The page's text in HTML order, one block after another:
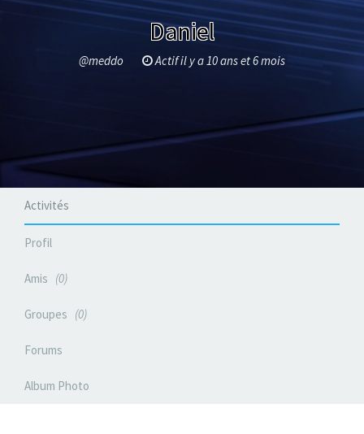
Daniel
@meddo Actif il y a 10 ans et 6 mois
Activités
Profil
Amis 0
Groupes 0
Forums
Album Photo